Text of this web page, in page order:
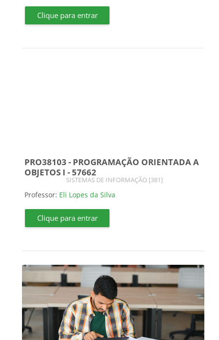
Clique para entrar
PRO38103 - PROGRAMAÇÃO ORIENTADA A
OBJETOS I - 57662
Categoria do curso
SISTEMAS DE INFORMAÇÃO [381]
Professor: Eli Lopes da Silva
Clique para entrar